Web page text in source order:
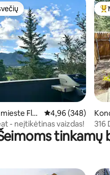
26
Fla
Vidutinis
4,96 (348)
- neįtikėtinas vaizdas!
staff
316
tinkamų